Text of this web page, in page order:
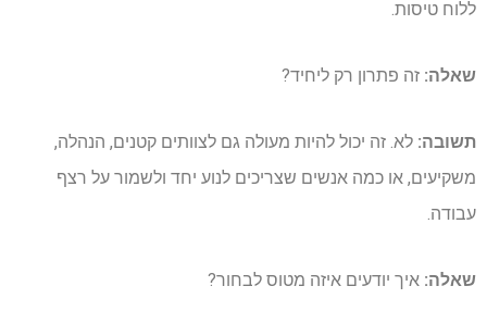
ללוח טיסות.
שאלה: זה פתרון רק ליחיד?
תשובה: לא. זה יכול להיות מעולה גם לצוותים קטנים, הנהלה,
משקיעים, או כמה אנשים שצריכים לנוע יחד ולשמור על רצף
עבודה.
שאלה: איך יודעים איזה מטוס לבחור?